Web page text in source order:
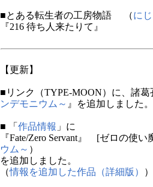
■とある転生者の工房物語 （に
『216 待ち人来たりて』
【更新】
■リンク（TYPE-MOON）に、諸
ンデモニウム～ 』を追加しました。
■ 「 作品情報 」に
『Fate/Zero Servant』 [ゼロの使
ウム～ ）
を追加しました。
（情報を追加した作品（詳細版） ）